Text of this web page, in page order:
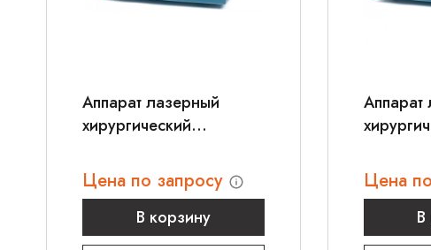
Аппарат лазерный
хирургический
Diomax
Цена по запросу
В корзину
Аппарат
Diomax
Цена
В